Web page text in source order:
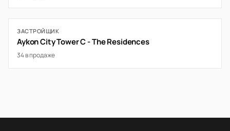
ЗАСТРОЙЩИК
Aykon City Tower C - The Residences
34 в продаже